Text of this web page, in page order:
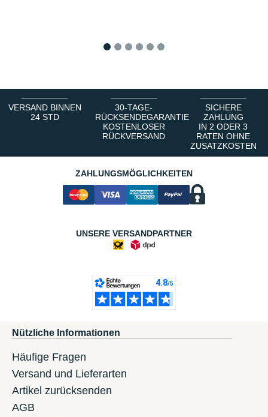
VERSAND BINNEN
24 STD
30-TAGE-
RÜCKSENDEGARANTIE
KOSTENLOSER
RÜCKVERSAND
SICHERE
ZAHLUNG
IN 2 ODER 3
RATEN OHNE
ZUSATZKOSTEN
ZAHLUNGSMÖGLICHKEITEN
UNSERE VERSANDPARTNER
Nützliche Informationen
Häufige Fragen
Versand und Lieferarten
Artikel zurücksenden
AGB